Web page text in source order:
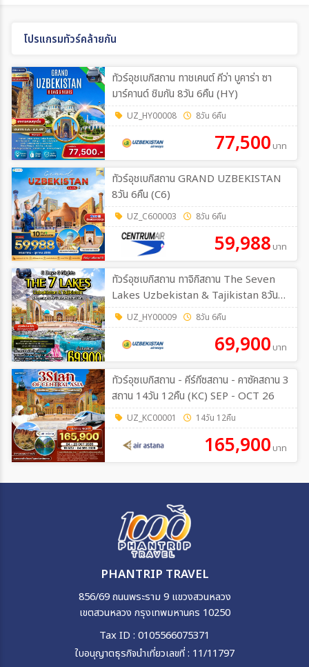
โปรแกรมทัวร์คล้ายกัน
ทัวร์อุชเบกิสถาน ทาชเคนต์ คีว่า บูคาร่า ซา
มาร์คานด์ ชิมกัน 8วัน 6คืน (HY)
UZ_HY00008 8วัน 6คืน
77,500 บาท
ทัวร์อุชเบกิสถาน GRAND UZBEKISTAN
8วัน 6คืน (C6)
UZ_C600003 8วัน 6คืน
59,988 บาท
ทัวร์อุซเบกิสถาน ทาจิกิสถาน The Seven
Lakes Uzbekistan & Tajikistan 8วัน
6คืน (HY)
UZ_HY00009 8วัน 6คืน
69,900 บาท
ทัวร์อุซเบกิสถาน - คีร์กีซสถาน - คาซัคสถาน 3
สถาน 14วัน 12คืน (KC) SEP - OCT 26
UZ_KC00001 14วัน 12คืน
165,900 บาท
PHANTRIP TRAVEL
856/69 ถนนพระราม 9 แขวงสวนหลวง
เขตสวนหลวง กรุงเทพมหานคร 10250
Tax ID : 0105566075371
ใบอนุญาตธุรกิจนำเที่ยวเลขที่ : 11/11797